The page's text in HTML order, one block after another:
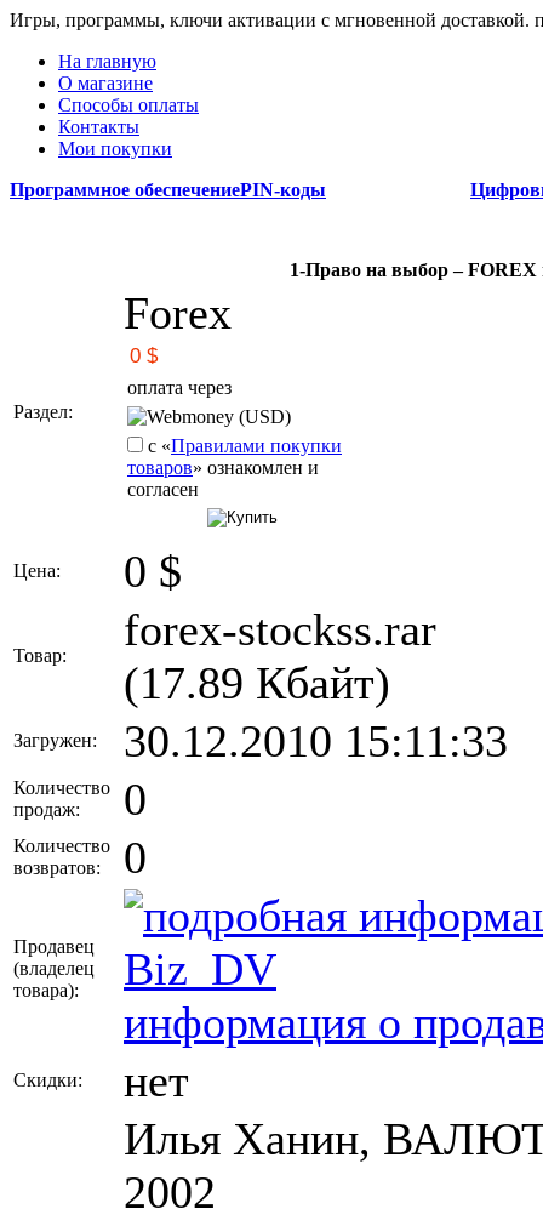
Игры, программы, ключи активации с мгновенной доставкой.
На главную
О магазине
Способы оплаты
Контакты
Мои покупки
Программное обеспечениеPIN-коды
1-Право на выбор –
Раздел:
Forex
оплата через
Webmoney (USD)
с «Правилами покупки
товаров» ознакомлен и
согласен
Цена: 0 $
Товар:
forex-stockss.rar
(17.89 Кбайт)
Загружен: 30.12.2010 15:11:33
Количество
продаж:
0
Количество
возвратов:
0
Продавец
(владелец
товара):
Biz_DV
информация о
Скидки: нет
Илья Ханин,
2002